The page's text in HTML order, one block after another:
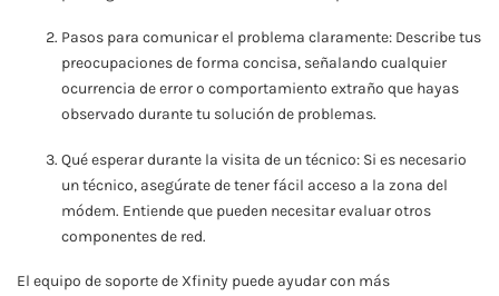
Pasos para comunicar el problema claramente: Describe tus
preocupaciones de forma concisa, señalando cualquier
ocurrencia de error o comportamiento extraño que hayas
observado durante tu solución de problemas.
Qué esperar durante la visita de un técnico: Si es necesario
un técnico, asegúrate de tener fácil acceso a la zona del
módem. Entiende que pueden necesitar evaluar otros
componentes de red.
El equipo de soporte de Xfinity puede ayudar con más